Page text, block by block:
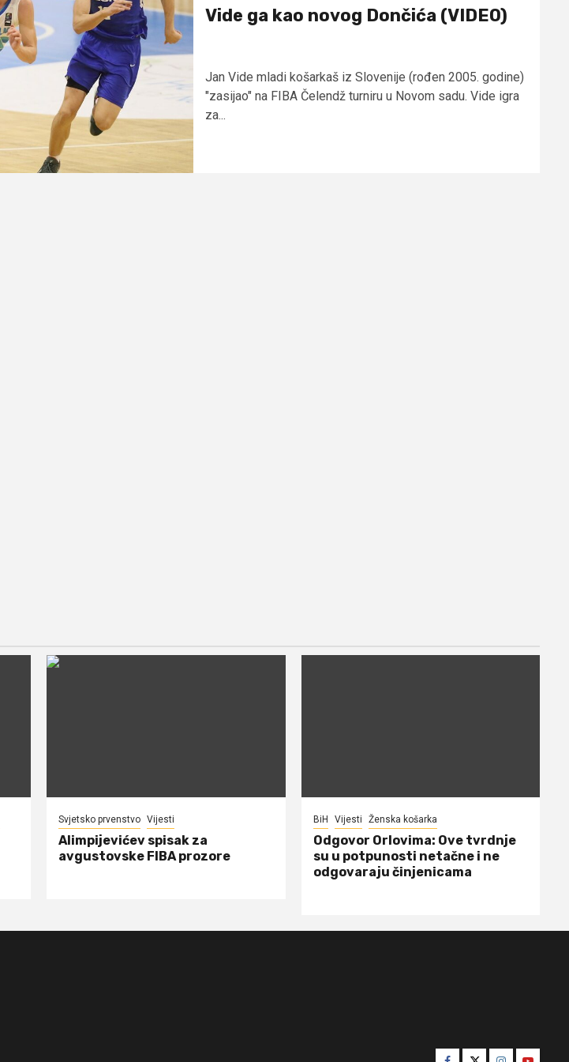
Vide ga kao novog Dončića (VIDEO)
Jan Vide mladi košarkaš iz Slovenije (rođen 2005. godine)
"zasijao" na FIBA Čelendž turniru u Novom sadu. Vide igra
za...
Svjetsko prvenstvo Vijesti
Alimpijevićev spisak za
avgustovske FIBA prozore
BiH Vijesti Ženska košarka
Odgovor Orlovima: ​Ove tvrdnje
su u potpunosti netačne i ne
odgovaraju činjenicama
Facebook
TwitterInstagram
Youtube